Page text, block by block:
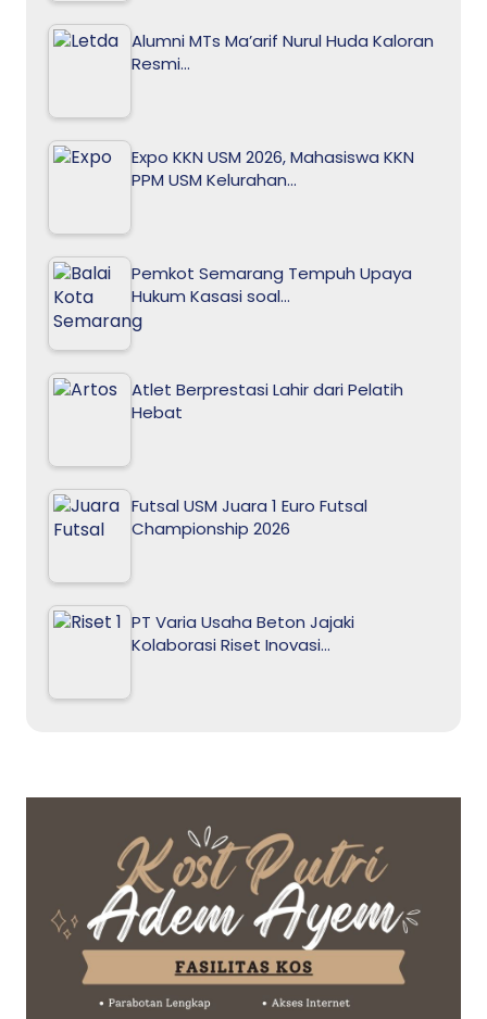
Alumni MTs Ma’arif Nurul Huda Kaloran
Resmi…
Expo KKN USM 2026, Mahasiswa KKN
PPM USM Kelurahan…
Pemkot Semarang Tempuh Upaya
Hukum Kasasi soal…
Atlet Berprestasi Lahir dari Pelatih
Hebat
Futsal USM Juara 1 Euro Futsal
Championship 2026
PT Varia Usaha Beton Jajaki
Kolaborasi Riset Inovasi…